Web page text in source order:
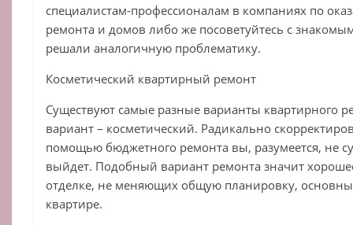
специалистам-профессионалам в компаниях по
ремонта и домов либо же посоветуйтесь с
решали аналогичную проблематику.
Косметический квартирный ремонт
Существуют самые разные варианты квартирного
вариант – косметический. Радикально
помощью бюджетного ремонта вы, разумеется, не
выйдет. Подобный вариант ремонта значит
отделке, не меняющих общую планировку,
квартире.